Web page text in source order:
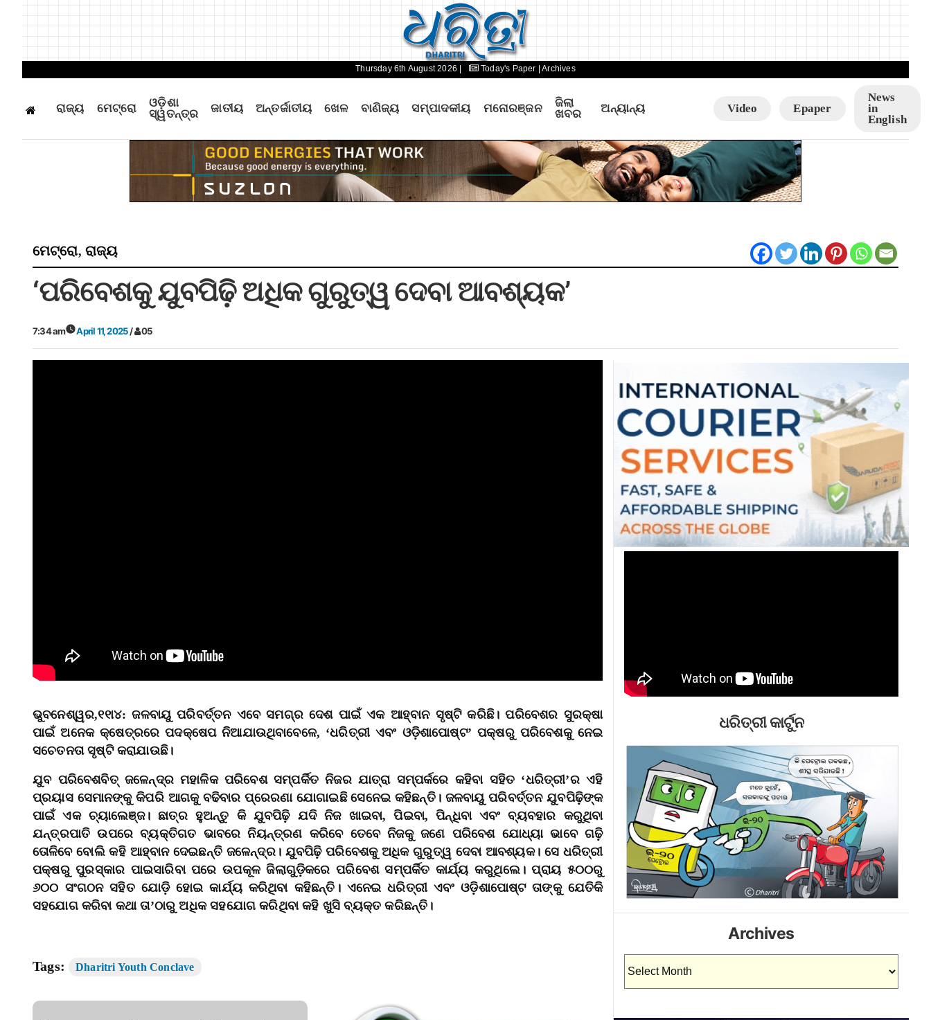
Thursday 6th August 2026 | Today's Paper | Archives
ରାଜ୍ୟ ମେଟ୍ରୋ
ଓଡ଼ିଶା
ସ୍ୱତନ୍ତ୍ର
ଜାତୀୟ ଅନ୍ତର୍ଜାତୀୟ ଖେଳ ବାଣିଜ୍ୟ ସମ୍ପାଦକୀୟ ମନୋରଞ୍ଜନ
ଜିଲା
ଖବର
ଅନ୍ୟାନ୍ୟ Video Epaper
News
in
English
ମେଟ୍ରୋ,ରାଜ୍ୟ
‘ପରିବେଶକୁ ଯୁବପିଢ଼ି ଅଧିକ ଗୁରୁତ୍ୱ ଦେବା ଆବଶ୍ୟକ’
7:34 am April 11, 2025/ 05
ଭୁବନେଶ୍ୱର,୧୧ା୪: ଜଳବାୟୁ ପରିବର୍ତ୍ତନ ଏବେ ସମଗ୍ର ଦେଶ ପାଇଁ ଏକ ଆହ୍ବାନ ସୃଷ୍ଟି କରିଛି। ପରିବେଶର ସୁରକ୍ଷା
ପାଇଁ ଅନେକ କ୍ଷେତ୍ରରେ ପଦକ୍ଷେପ ନିଆଯାଉଥିବାବେଳେ, ‘ଧରିତ୍ରୀ ଏବଂ ଓଡ଼ିଶାପୋଷ୍ଟ’ ପକ୍ଷରୁ ପରିବେଶକୁ ନେଇ
ସଚେତନତା ସୃଷ୍ଟି କରାଯାଉଛି।
ଯୁବ ପରିବେଶବିତ୍‌ ଜଳେନ୍ଦ୍ର ମହାଳିକ ପରିବେଶ ସମ୍ପର୍କିତ ନିଜର ଯାତ୍ରା ସମ୍ପର୍କରେ କହିବା ସହିତ ‘ଧରିତ୍ରୀ’ର ଏହି
ପ୍ରୟାସ ସେମାନଙ୍କୁ କିପରି ଆଗକୁ ବଢିବାର ପ୍ରେରଣା ଯୋଗାଇଛି ସେନେଇ କହିଛନ୍ତି। ଜଳବାୟୁ ପରିବର୍ତ୍ତନ ଯୁବପିଢ଼ିଙ୍କ
ପାଇଁ ଏକ ଚ୍ୟାଲେଞ୍ଜ। ଛାତ୍ର ହୁଅନ୍ତୁ କି ଯୁବପିଢ଼ି ଯଦି ନିଜ ଖାଇବା, ପିଇବା, ପିନ୍ଧିବା ଏବଂ ବ୍ୟବହାର କରୁଥିବା
ଯନ୍ତ୍ରପାତି ଉପରେ ବ୍ୟକ୍ତିଗତ ଭାବରେ ନିୟନ୍ତ୍ରଣ କରିବେ ତେବେ ନିଜକୁ ଜଣେ ପରିବେଶ ଯୋଧ୍ୟା ଭାବେ ଗଢ଼ି
ତୋଳିବେ ବୋଲି କହି ଆହ୍ବାନ ଦେଇଛନ୍ତି ଜଳେନ୍ଦ୍ର। ଯୁବପିଢ଼ି ପରିବେଶକୁ ଅଧିକ ଗୁରୁତ୍ୱ ଦେବା ଆବଶ୍ୟକ। ସେ ଧରିତ୍ରୀ
ପକ୍ଷରୁ ପୁରସ୍କାର ପାଇସାରିବା ପରେ ଉପକୂଳ ଜିଲାଗୁଡ଼ିକରେ ପରିବେଶ ସମ୍ପର୍କିତ କାର୍ଯ୍ୟ କରୁଥିଲେ। ପ୍ରାୟ ୫୦୦ରୁ
୬୦୦ ସଂଗଠନ ସହିତ ଯୋଡ଼ି ହୋଇ କାର୍ଯ୍ୟ କରିଥିବା କହିଛନ୍ତି। ଏନେଇ ଧରିତ୍ରୀ ଏବଂ ଓଡ଼ିଶାପୋଷ୍ଟ ତାଙ୍କୁ ଯେତିକି
ସହଯୋଗ କରିବା କଥା ତା’ଠାରୁ ଅଧିକ ସହଯୋଗ କରିଥିବା କହି ଖୁସି ବ୍ୟକ୍ତ କରିଛନ୍ତି।
Tags: Dharitri Youth Conclave
ଧରିତ୍ରୀ କାର୍ଟୁନ
Archives
Archives